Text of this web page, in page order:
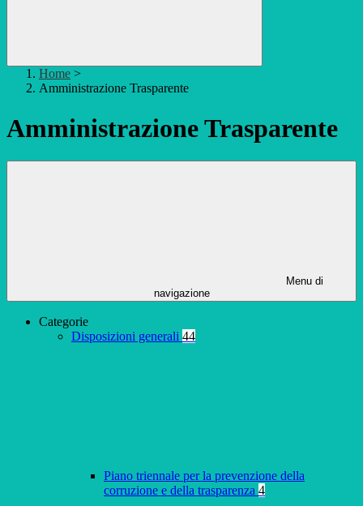
Home >
Amministrazione Trasparente
Amministrazione Trasparente
Menu di
navigazione
Categorie
Disposizioni generali 44
Piano triennale per la prevenzione della
corruzione e della trasparenza 4